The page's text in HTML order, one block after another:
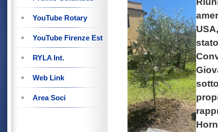
YouTube Rotary
YouTube Firenze Est
RYLA Int.
Web Link
Area Soci